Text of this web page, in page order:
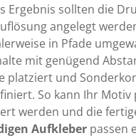
Ergebnis sollten die
angelegt
in Pfade
mit genügend
platziert und
So kann Ihr Motiv
werden und die
Aufkleber passen